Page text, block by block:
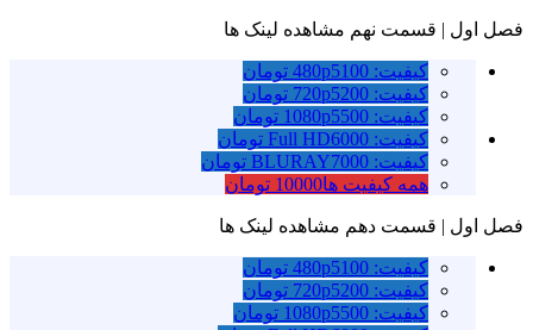
فصل اول | قسمت نهم مشاهده لینک ها
کیفیت: 480p 5100 تومان
کیفیت: 720p 5200 تومان
کیفیت: 1080p 5500 تومان
کیفیت: Full HD 6000 تومان
کیفیت: BLURAY 7000 تومان
همه کیفیت ها10000 تومان
فصل اول | قسمت دهم مشاهده لینک ها
کیفیت: 480p 5100 تومان
کیفیت: 720p 5200 تومان
کیفیت: 1080p 5500 تومان